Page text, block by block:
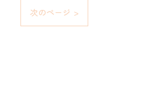
次のページ >